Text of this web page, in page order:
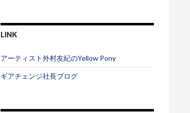
LINK
アーティスト外村友紀のYellow Pony
ギアチェンジ社長ブログ